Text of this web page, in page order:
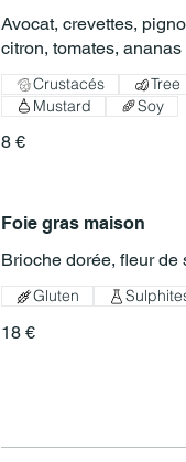
Avocat, crevettes,
citron, tomates, ananas
8 €
Crustacés Tree
Mustard
Soy
Foie gras maison
Brioche dorée, fleur de
18 €
Gluten